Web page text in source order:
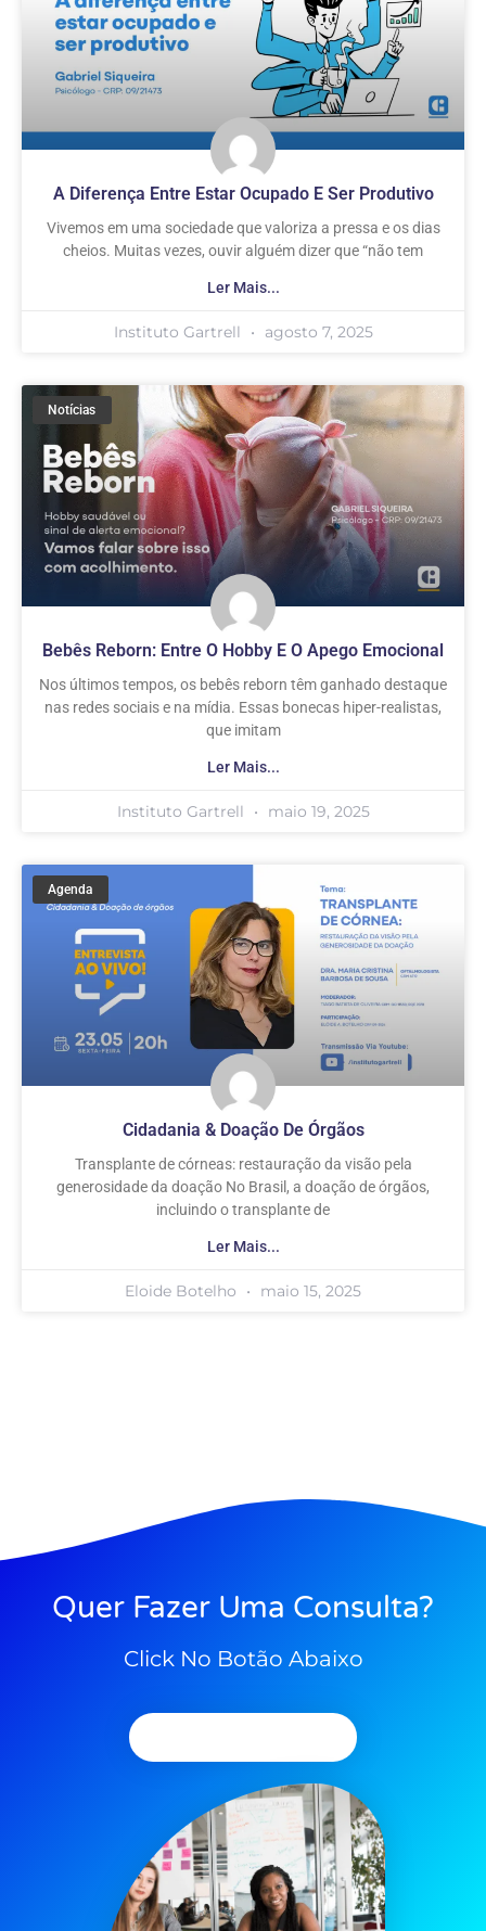
A Diferença Entre Estar Ocupado E Ser Produtivo
Vivemos em uma sociedade que valoriza a pressa e os dias
cheios. Muitas vezes, ouvir alguém dizer que “não tem
Ler Mais...
Instituto Gartrell agosto 7, 2025
Notícias
Bebês Reborn: Entre O Hobby E O Apego Emocional
Nos últimos tempos, os bebês reborn têm ganhado destaque
nas redes sociais e na mídia. Essas bonecas hiper-realistas,
que imitam
Ler Mais...
Instituto Gartrell maio 19, 2025
Agenda
Cidadania & Doação De Órgãos
Transplante de córneas: restauração da visão pela
generosidade da doação No Brasil, a doação de órgãos,
incluindo o transplante de
Ler Mais...
Eloide Botelho maio 15, 2025
Quer Fazer Uma Consulta?
Click No Botão Abaixo